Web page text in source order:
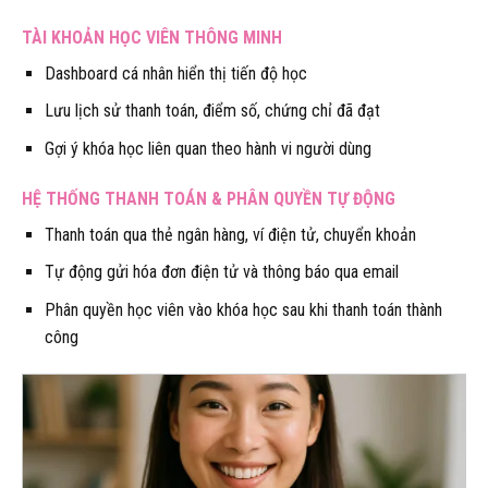
TÀI KHOẢN HỌC VIÊN THÔNG MINH
Dashboard cá nhân hiển thị tiến độ học
Lưu lịch sử thanh toán, điểm số, chứng chỉ đã đạt
Gợi ý khóa học liên quan theo hành vi người dùng
HỆ THỐNG THANH TOÁN & PHÂN QUYỀN TỰ ĐỘNG
Thanh toán qua thẻ ngân hàng, ví điện tử, chuyển khoản
Tự động gửi hóa đơn điện tử và thông báo qua email
Phân quyền học viên vào khóa học sau khi thanh toán thành
công